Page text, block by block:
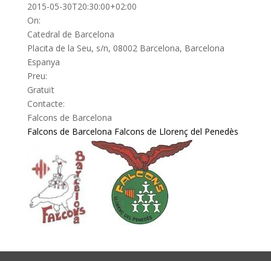
2015-05-30T20:30:00+02:00
On:
Catedral de Barcelona
Placita de la Seu, s/n, 08002 Barcelona, Barcelona
Espanya
Preu:
Gratuït
Contacte:
Falcons de Barcelona
Falcons de Barcelona Falcons de Llorenç del Penedès